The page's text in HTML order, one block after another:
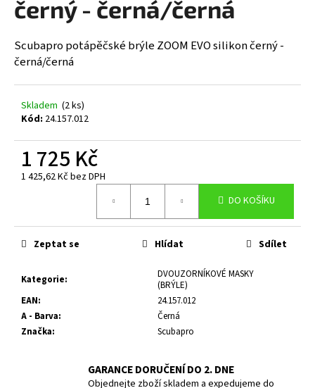
černý - černá/černá
Scubapro potápěčské brýle ZOOM EVO silikon černý -
černá/černá
Skladem (2 ks)
Kód: 24.157.012
1 725 Kč
1 425,62 Kč bez DPH
DO KOŠÍKU
Kategorie:
DVOUZORNÍKOVÉ MASKY
(BRÝLE)
EAN:
24.157.012
A - Barva:
Černá
Značka: Scubapro
Zeptat se Hlídat Sdílet
GARANCE DORUČENÍ DO 2. DNE
Objednejte zboží skladem a expedujeme do
a
j
í
?
HLEDAT
D
o
u
u